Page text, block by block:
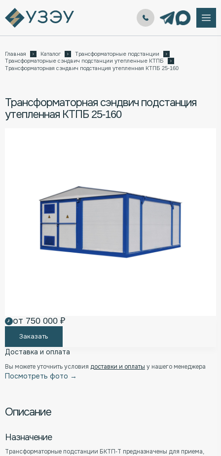
Главная Каталог
Трансформаторные подстанции
Трансформаторные сэндвич подстанции утепленные КТПБ
Трансформаторная сэндвич подстанция утепленная КТПБ 25-160
Трансформаторная сэндвич подстанция
утепленная КТПБ 25-160
от 750 000 ₽
Заказать
Доставка и оплата
Вы можете уточнить условия доставки и оплаты у нашего менеджера
Посмотреть фото →
Описание
Назначение
Трансформаторные подстанции БКТП-Т предназначены для приема,